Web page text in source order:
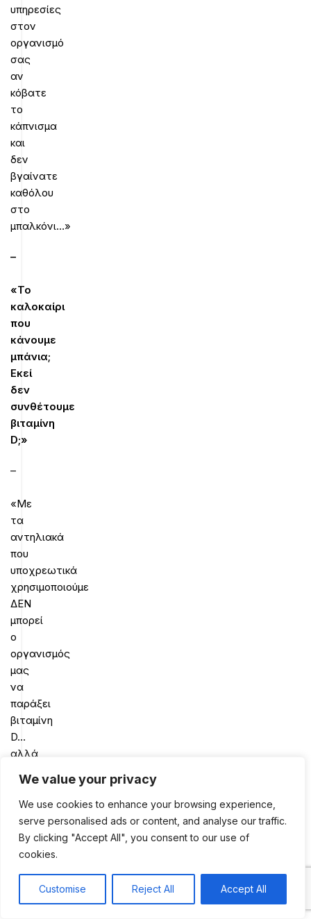
We value your privacy
We use cookies to enhance your browsing experience,
serve personalised ads or content, and analyse our traffic.
By clicking "Accept All", you consent to our use of
cookies.
Customise Reject All Accept All
υπηρεσίες
στον
οργανισμό
σας
αν
κόβατε
το
κάπνισμα
και
δεν
βγαίνατε
καθόλου
στο
μπαλκόνι…»
–
«Το
καλοκαίρι
που
κάνουμε
μπάνια;
Εκεί
δεν
συνθέτουμε
βιταμίνη
D;»
–
«Με
τα
αντηλιακά
που
υποχρεωτικά
χρησιμοποιούμε
ΔΕΝ
μπορεί
ο
οργανισμός
μας
να
παράξει
βιταμίνη
D…
αλλά
και
αν
δεν
τα
χρησιμοποιούσαμε
που
0